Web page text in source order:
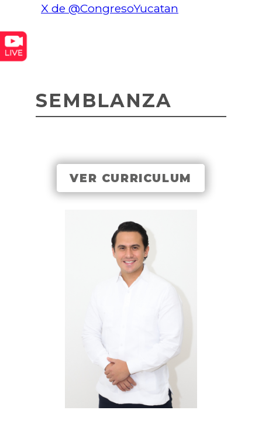
X de @CongresoYucatan
SEMBLANZA
VER CURRICULUM